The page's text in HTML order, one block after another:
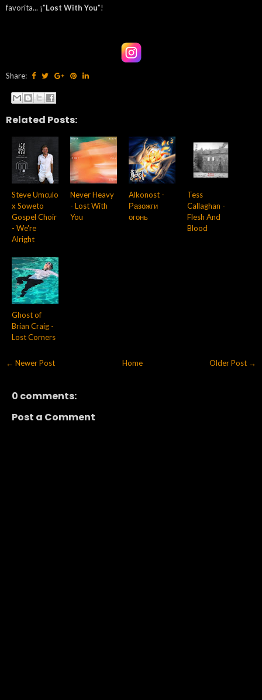
favorita... ¡"Lost With You"!
Share:
Related Posts:
Steve Umculo
x Soweto
Gospel Choir
- We're
Alright
Never Heavy
- Lost With
You
Alkonost -
Разожги
огонь
Tess
Callaghan -
Flesh And
Blood
Ghost of
Brian Craig -
Lost Corners
← Newer Post Older Post →
Home
0 comments:
Post a Comment